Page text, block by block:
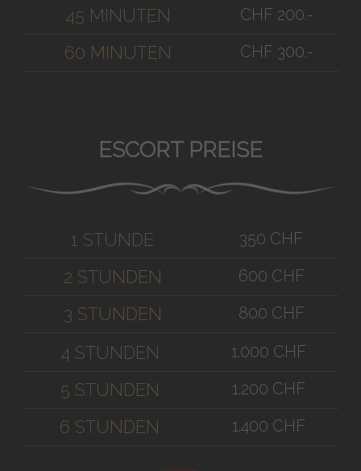
45 MINUTEN CHF 200.-
60 MINUTEN CHF 300.-
ESCORT PREISE
1 STUNDE 350 CHF
2 STUNDEN 600 CHF
3 STUNDEN 800 CHF
4 STUNDEN 1.000 CHF
5 STUNDEN 1.200 CHF
6 STUNDEN 1.400 CHF